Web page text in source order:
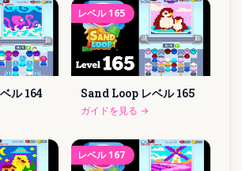
ル 164
レベル165
Sand Loop レベル 165
ガイドを見る →
レベル167